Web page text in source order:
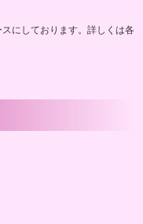
にしております。詳しくは各